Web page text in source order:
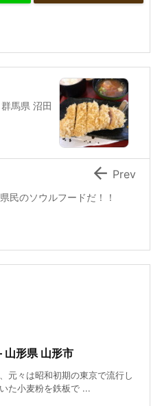
馬県 沼田
民のソウルフードだ！！
 Prev
山形県 山形市
元々は昭和初期の東京で流行し
た小麦粉を鉄板で ...